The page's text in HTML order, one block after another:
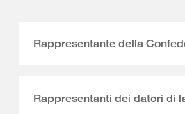
Rappresentante della
Rappresentanti dei datori di